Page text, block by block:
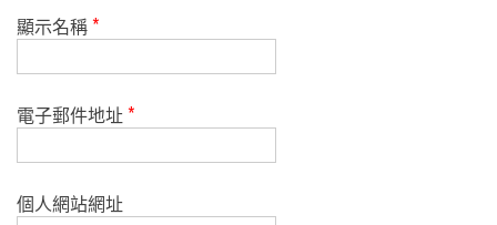
顯示名稱*
電子郵件地址*
個人網站網址